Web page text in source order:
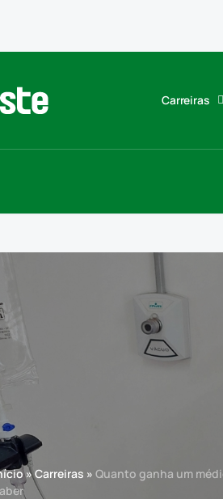
Carreiras
»Carreiras » Quanto ganha um